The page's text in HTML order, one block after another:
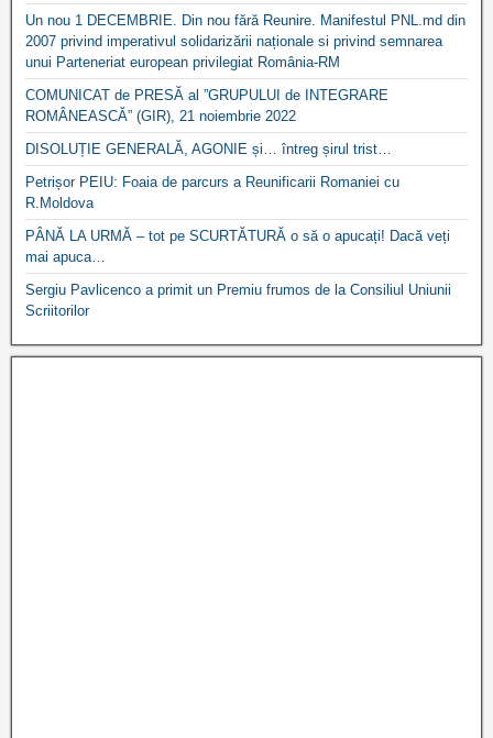
Un nou 1 DECEMBRIE. Din nou fără Reunire. Manifestul PNL.md din
2007 privind imperativul solidarizării naționale si privind semnarea
unui Parteneriat european privilegiat România-RM
COMUNICAT de PRESĂ al ”GRUPULUI de INTEGRARE
ROMÂNEASCĂ” (GIR), 21 noiembrie 2022
DISOLUȚIE GENERALĂ, AGONIE și… întreg șirul trist…
Petrișor PEIU: Foaia de parcurs a Reunificarii Romaniei cu
R.Moldova
PÂNĂ LA URMĂ – tot pe SCURTĂTURĂ o să o apucați! Dacă veți
mai apuca…
Sergiu Pavlicenco a primit un Premiu frumos de la Consiliul Uniunii
Scriitorilor